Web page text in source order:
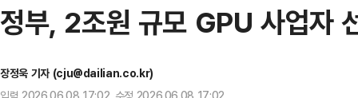
정부, 2조원 규모 GPU 사업
장정욱 기자 (cju@dailian.co.kr)